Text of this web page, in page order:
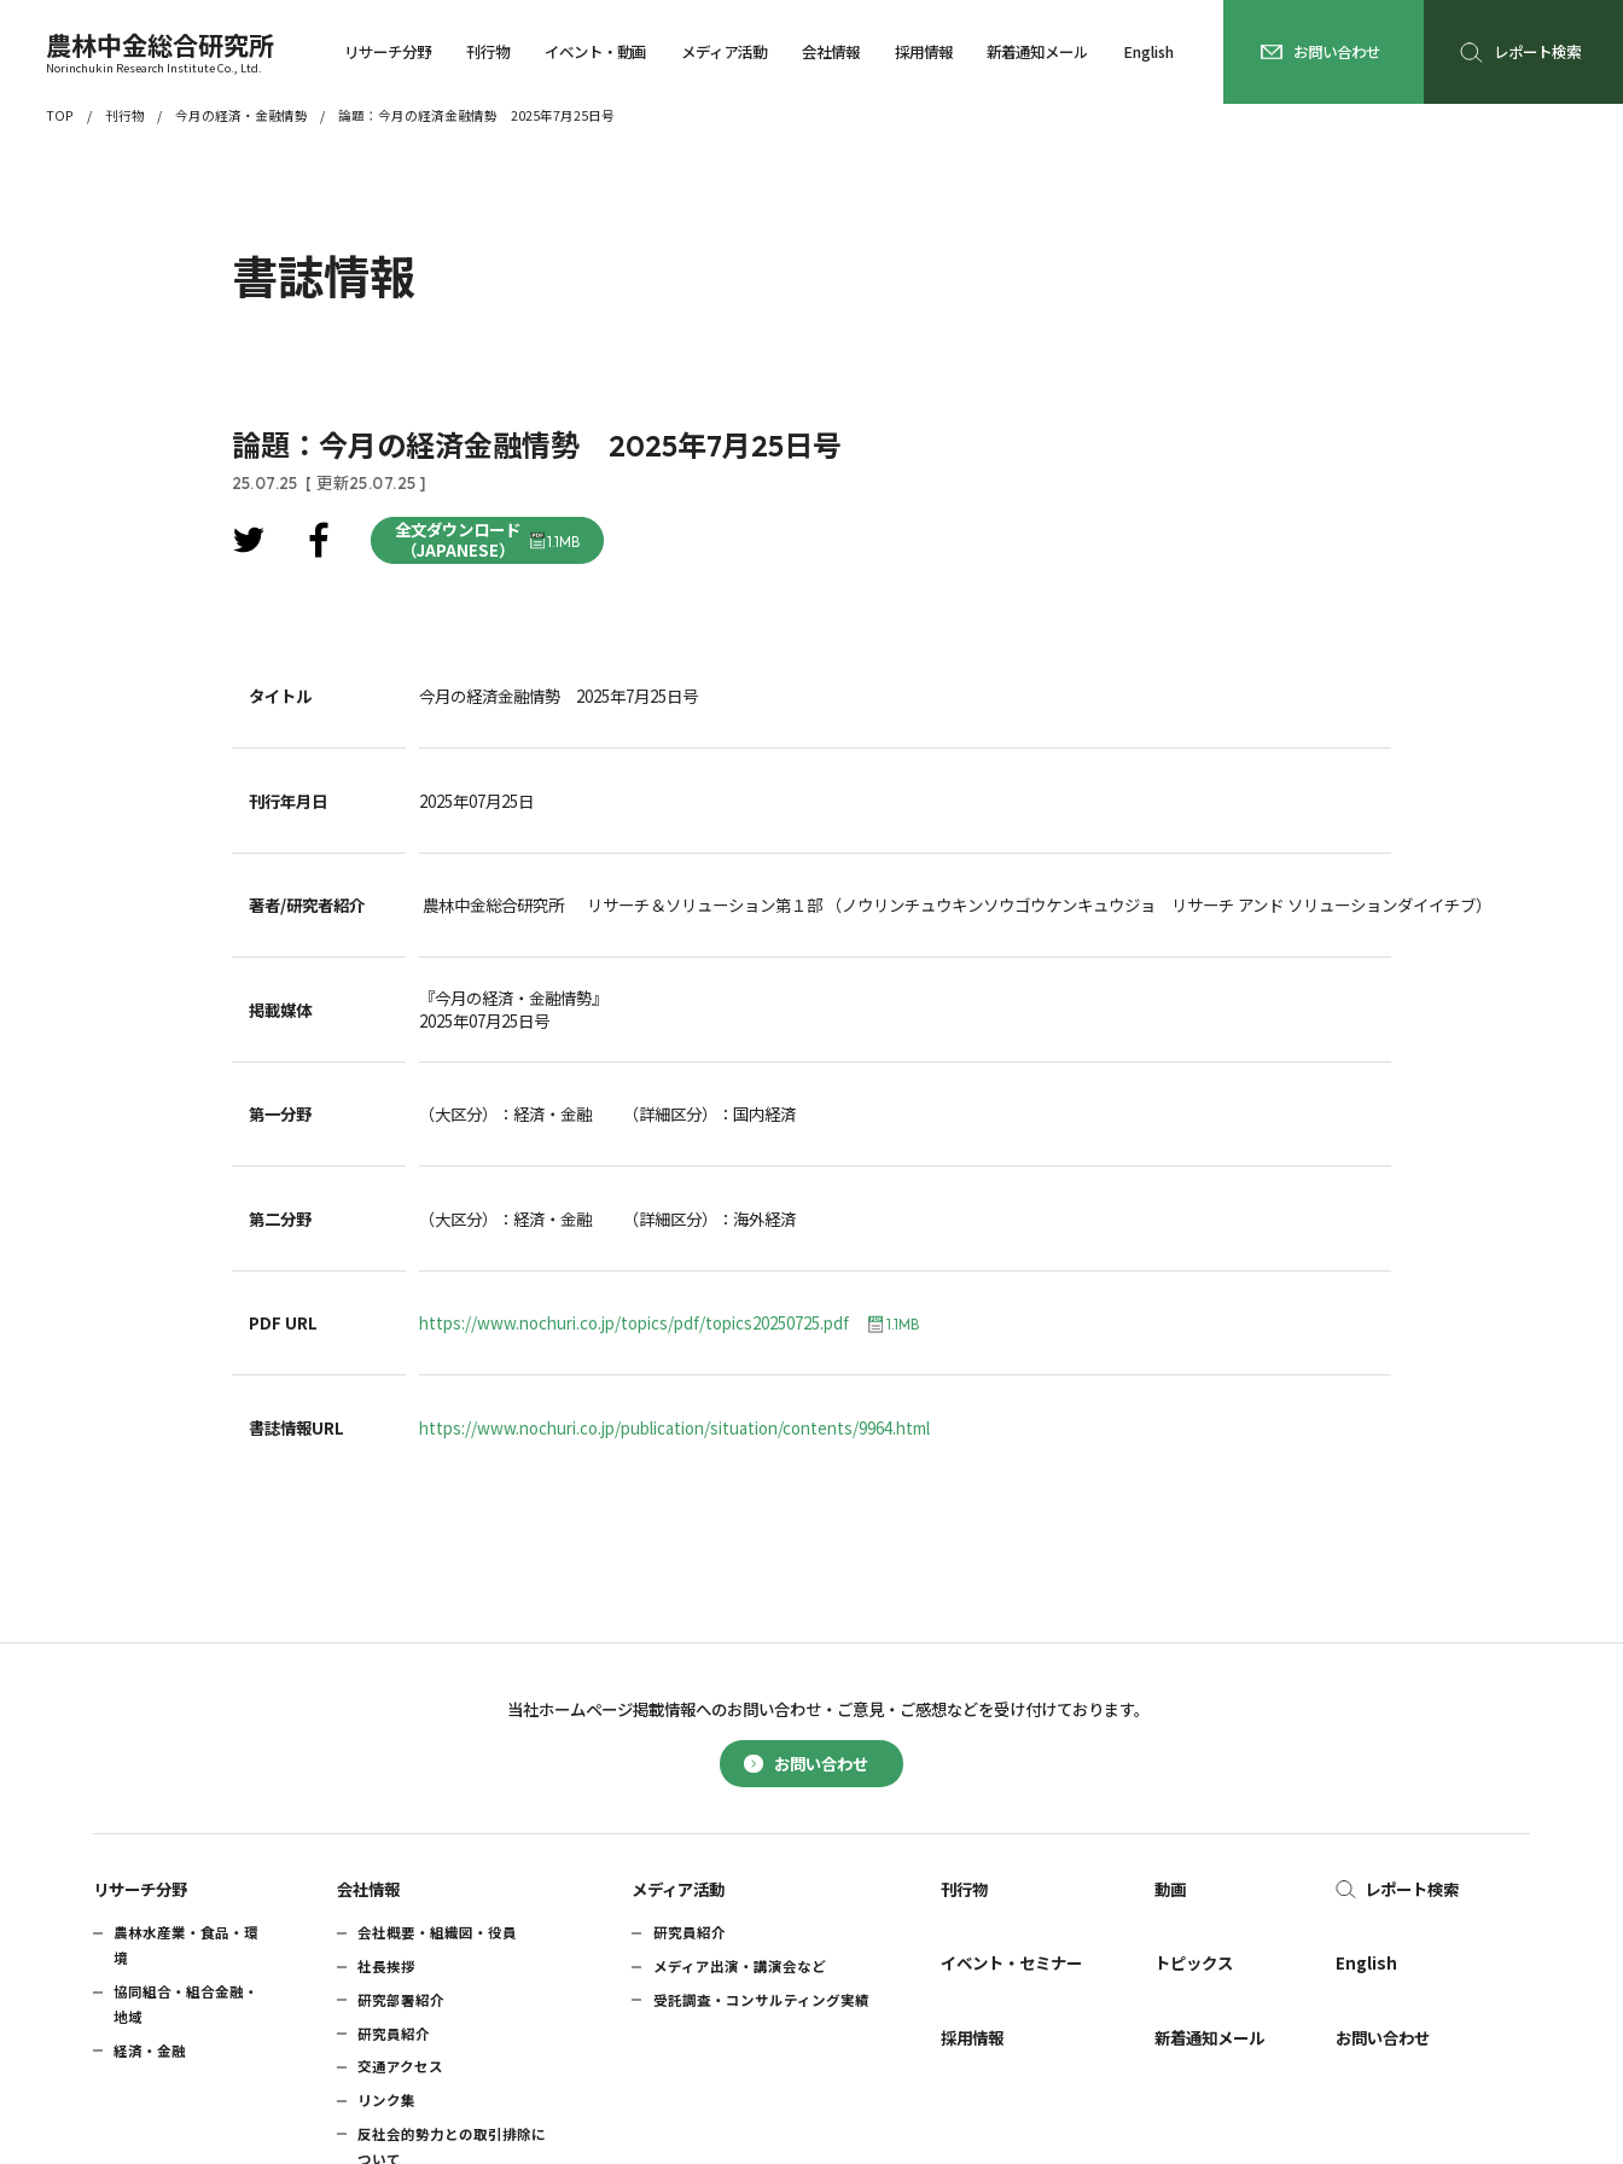
農林中金総合研究所
Norinchukin Research Institute Co., Ltd.
リサーチ分野 刊行物 イベント・動画 メディア活動 会社情報 採用情報 新着通知メール English お問い合わせ レポート検索
TOP 刊行物 今月の経済・金融情勢 論題：今月の経済金融情勢 2025年7月25日号
書誌情報
論題：今月の経済金融情勢 2025年7月25日号
25.07.25 [ 更新25.07.25 ]
全文ダウンロード
（JAPANESE）
1.1MB
タイトル 今月の経済金融情勢 2025年7月25日号
刊行年月日 2025年07月25日
著者/研究者紹介 農林中金総合研究所 リサーチ＆ソリューション第１部 （ノウリンチュウキンソウゴウケンキュウジョ リサーチ アンド ソリューションダイイチブ）
掲載媒体
『今月の経済・金融情勢』
2025年07月25日号
第一分野 （大区分）：経済・金融 （詳細区分）：国内経済
第二分野 （大区分）：経済・金融 （詳細区分）：海外経済
PDF URL https://www.nochuri.co.jp/topics/pdf/topics20250725.pdf 1.1MB
書誌情報URL https://www.nochuri.co.jp/publication/situation/contents/9964.html
お問い合わせ
当社ホームページ掲載情報へのお問い合わせ・ ご意見・ご感想などを受け付けております。
リサーチ分野
農林水産業・食品・環
境
協同組合・組合金融・
地域
経済・金融
会社情報
会社概要・組織図・役員
社長挨拶
研究部署紹介
研究員紹介
交通アクセス
リンク集
反社会的勢力との取引排除に
ついて
メディア活動
研究員紹介
メディア出演・講演会など
受託調査・コンサルティング実績
刊行物
イベント・セミナー
採用情報
動画
トピックス
新着通知メール
レポート検索
English
お問い合わせ